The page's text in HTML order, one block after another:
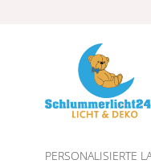
PERSONALISIERTE